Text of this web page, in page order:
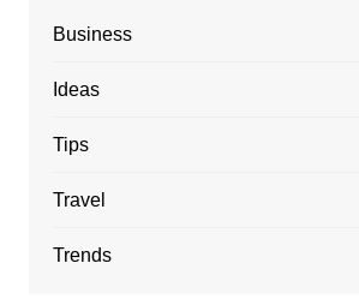
Business
Ideas
Tips
Travel
Trends